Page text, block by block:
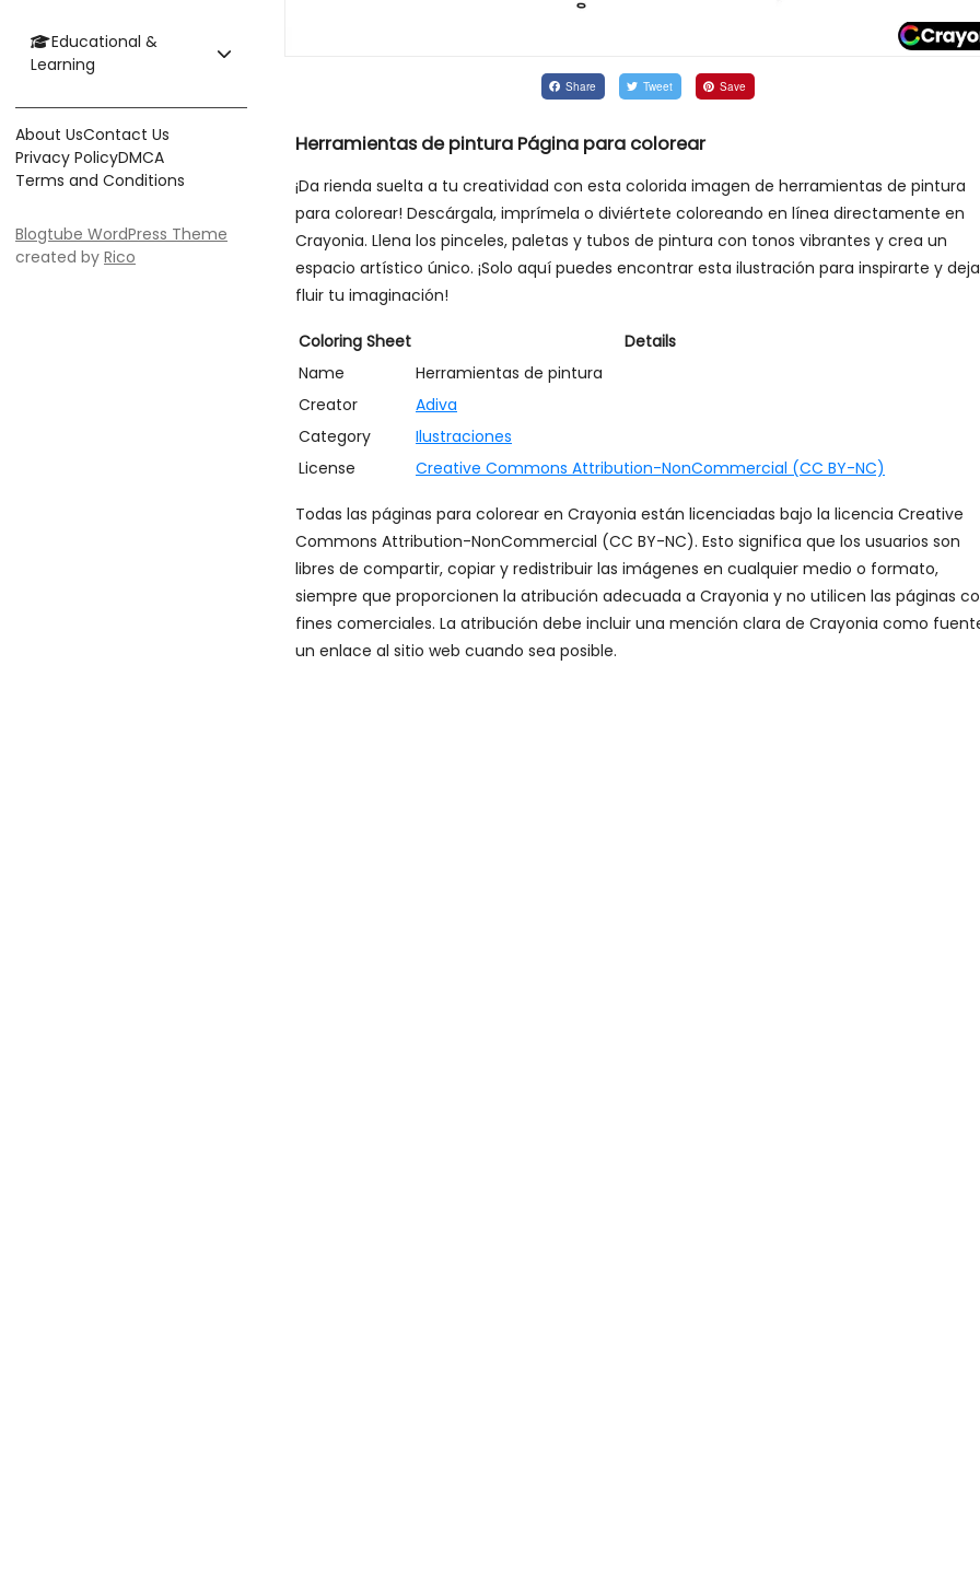
Educational &
Learning
About UsContact Us
Privacy PolicyDMCA
Terms and Conditions
Blogtube WordPress Theme
created by Rico
Share Tweet Save
Herramientas de pintura Página para colorear
¡Da rienda suelta a tu creatividad con esta colorida imagen de herramientas de pintura
para colorear! Descárgala, imprímela o diviértete coloreando en línea directamente en
Crayonia. Llena los pinceles, paletas y tubos de pintura con tonos vibrantes y crea un
espacio artístico único. ¡Solo aquí puedes encontrar esta ilustración para inspirarte y
fluir tu imaginación!
Coloring Sheet
Details
Name
Herramientas de pintura
Creator
Adiva
Category
Ilustraciones
License
Creative Commons Attribution-NonCommercial (CC BY-NC)
Todas las páginas para colorear en Crayonia están licenciadas bajo la licencia Creative
Commons Attribution-NonCommercial (CC BY-NC). Esto significa que los usuarios son
libres de compartir, copiar y redistribuir las imágenes en cualquier medio o formato,
siempre que proporcionen la atribución adecuada a Crayonia y no utilicen las páginas
fines comerciales. La atribución debe incluir una mención clara de Crayonia como
un enlace al sitio web cuando sea posible.